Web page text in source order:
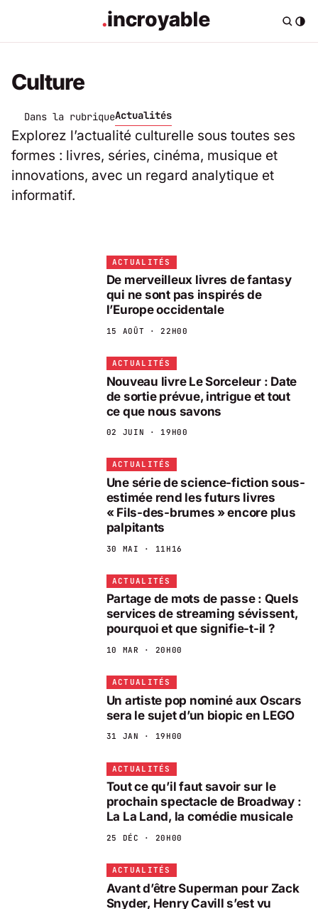
Culture
Dans la rubriqueActualités
Explorez l’actualité culturelle sous toutes ses
formes : livres, séries, cinéma, musique et
innovations, avec un regard analytique et
informatif.
ACTUALITÉS
De merveilleux livres de fantasy
qui ne sont pas inspirés de
l’Europe occidentale
15 AOÛT · 22H00
ACTUALITÉS
Nouveau livre Le Sorceleur : Date
de sortie prévue, intrigue et tout
ce que nous savons
02 JUIN · 19H00
ACTUALITÉS
Une série de science-fiction sous-
estimée rend les futurs livres
« Fils-des-brumes » encore plus
palpitants
30 MAI · 11H16
ACTUALITÉS
Partage de mots de passe : Quels
services de streaming sévissent,
pourquoi et que signifie-t-il ?
10 MAR · 20H00
ACTUALITÉS
Un artiste pop nominé aux Oscars
sera le sujet d’un biopic en LEGO
31 JAN · 19H00
ACTUALITÉS
Tout ce qu’il faut savoir sur le
prochain spectacle de Broadway :
La La Land, la comédie musicale
25 DÉC · 20H00
ACTUALITÉS
Avant d’être Superman pour Zack
Snyder, Henry Cavill s’est vu